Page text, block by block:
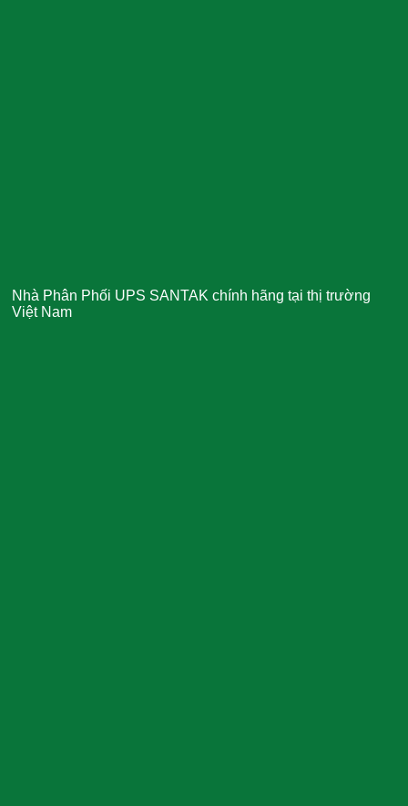
Nhà Phân Phối UPS SANTAK chính hãng tại thị trường
Việt Nam